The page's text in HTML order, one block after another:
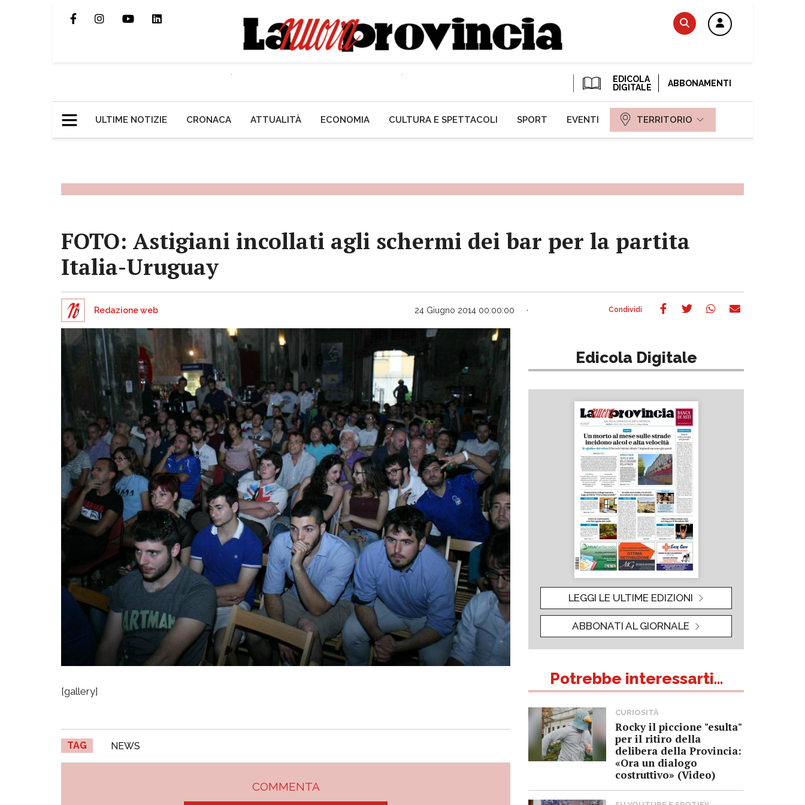
EDICOLA
DIGITALE
ABBONAMENTI
ULTIME NOTIZIE CRONACA ATTUALITÀ ECONOMIA CULTURA E SPETTACOLI SPORT EVENTI TERRITORIO
FOTO: Astigiani incollati agli schermi dei bar per la partita
Italia-Uruguay
Redazione web 24 Giugno 2014 00:00:00
[gallery]
TAG NEWS
COMMENTA
Edicola Digitale
LEGGI LE ULTIME EDIZIONI
ABBONATI AL GIORNALE
Potrebbe interessarti...
CURIOSITÀ
Rocky il piccione "esulta"
per il ritiro della
delibera della Provincia:
«Ora un dialogo
costruttivo» (Video)